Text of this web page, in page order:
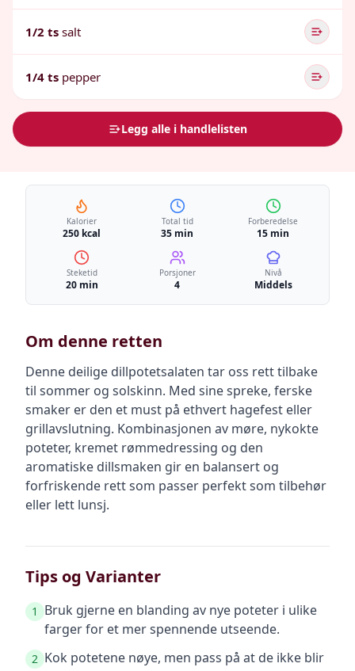
1/2 ts salt
1/4 ts pepper
Legg alle i handlelisten
Kalorier
250 kcal
Total tid
35 min
Forberedelse
15 min
Steketid
20 min
Porsjoner
4
Nivå
Middels
Om denne retten
Denne deilige dillpotetsalaten tar oss rett tilbake
til sommer og solskinn. Med sine spreke, ferske
smaker er den et must på ethvert hagefest eller
grillavslutning. Kombinasjonen av møre, nykokte
poteter, kremet rømmedressing og den
aromatiske dillsmaken gir en balansert og
forfriskende rett som passer perfekt som tilbehør
eller lett lunsj.
Tips og Varianter
1
Bruk gjerne en blanding av nye poteter i ulike
farger for et mer spennende utseende.
2 Kok potetene nøye, men pass på at de ikke blir